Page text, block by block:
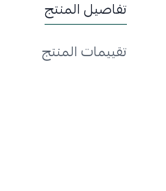
تفاصيل المنتج
تقييمات المنتج